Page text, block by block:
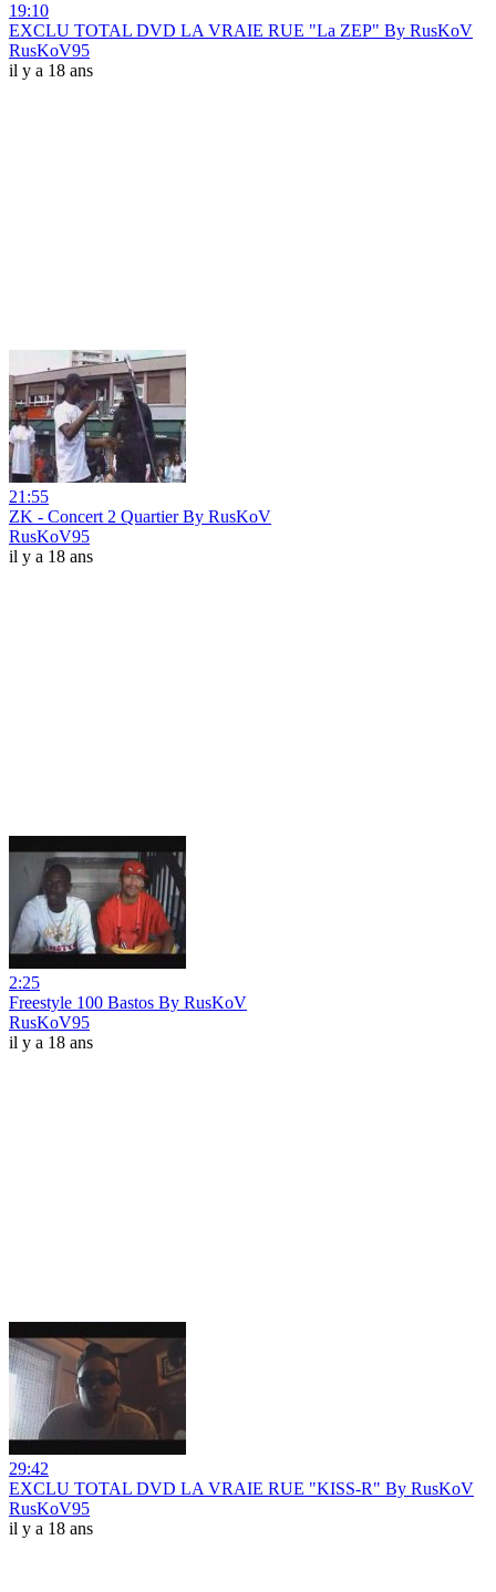
19:10
EXCLU TOTAL DVD LA VRAIE RUE "La ZEP" By RusKoV
RusKoV95
il y a 18 ans
21:55
ZK - Concert 2 Quartier By RusKoV
RusKoV95
il y a 18 ans
2:25
Freestyle 100 Bastos By RusKoV
RusKoV95
il y a 18 ans
29:42
EXCLU TOTAL DVD LA VRAIE RUE "KISS-R" By RusKoV
RusKoV95
il y a 18 ans